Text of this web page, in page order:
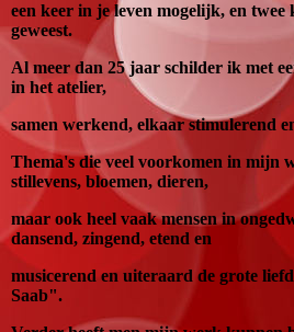
een keer in je leven mogelijk, en twee
geweest.
Al meer dan 25 jaar schilder ik met
in het atelier,
samen werkend, elkaar stimulerend
Thema's die veel voorkomen in mijn
stillevens, bloemen, dieren,
maar ook heel vaak mensen in
dansend, zingend, etend en
musicerend en uiteraard de grote
Saab".